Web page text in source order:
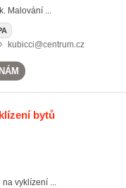
Malování ...
kubicci@centrum.cz
bytů
vyklízení ...